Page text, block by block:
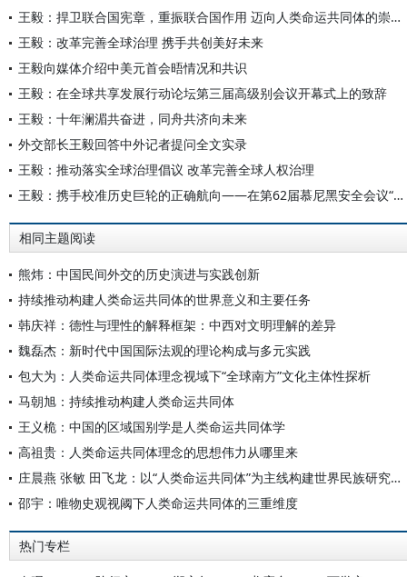
王毅：捍卫联合国宪章，重振联合国作用 迈向人类命运共同体的崇高目标
王毅：改革完善全球治理 携手共创美好未来
王毅向媒体介绍中美元首会晤情况和共识
王毅：在全球共享发展行动论坛第三届高级别会议开幕式上的致辞
王毅：十年澜湄共奋进，同舟共济向未来
外交部长王毅回答中外记者提问全文实录
王毅：推动落实全球治理倡议 改革完善全球人权治理
王毅：携手校准历史巨轮的正确航向——在第62届慕尼黑安全会议“中国专场”上的主旨讲话
相同主题阅读
熊炜：中国民间外交的历史演进与实践创新
持续推动构建人类命运共同体的世界意义和主要任务
韩庆祥：德性与理性的解释框架：中西对文明理解的差异
魏磊杰：新时代中国国际法观的理论构成与多元实践
包大为：人类命运共同体理念视域下“全球南方”文化主体性探析
马朝旭：持续推动构建人类命运共同体
王义桅：中国的区域国别学是人类命运共同体学
高祖贵：人类命运共同体理念的思想伟力从哪里来
庄晨燕 张敏 田飞龙：以“人类命运共同体”为主线构建世界民族研究自主知识体系
邵宇：唯物史观视阈下人类命运共同体的三重维度
热门专栏